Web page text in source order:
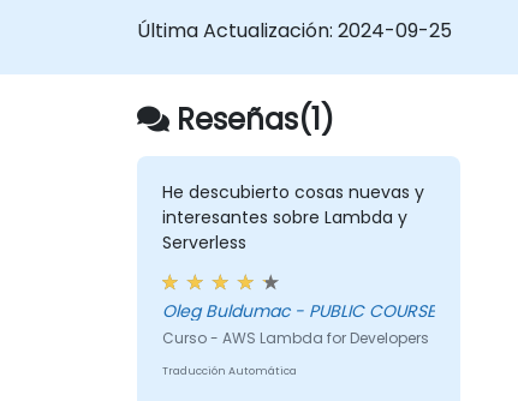
Integrar servicios de AWS como
Utilizar sistemas de control de código
fuente como GitHub o GitLab dentro
de AWS Cloud9.
Última Actualización: 2024-09-25
Reseñas(1)
He descubierto cosas nuevas y
interesantes sobre Lambda y
Serverless
Oleg Buldumac - PUBLIC COURSE
Curso - AWS Lambda for Developers
Traducción Automática